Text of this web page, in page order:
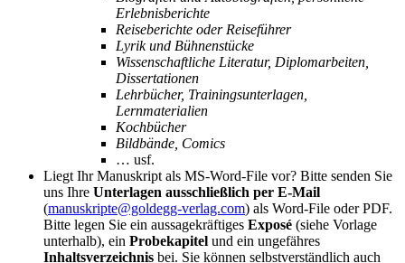
Erlebnisberichte
Reiseberichte oder Reiseführer
Lyrik und Bühnenstücke
Wissenschaftliche Literatur, Diplomarbeiten,
Dissertationen
Lehrbücher, Trainingsunterlagen,
Lernmaterialien
Kochbücher
Bildbände, Comics
… usf.
Liegt Ihr Manuskript als MS-Word-File vor? Bitte senden Sie
uns Ihre Unterlagen ausschließlich per E-Mail
(manuskripte@goldegg-verlag.com) als Word-File oder PDF.
Bitte legen Sie ein aussagekräftiges Exposé (siehe Vorlage
unterhalb), ein Probekapitel und ein ungefähres
Inhaltsverzeichnis bei. Sie können selbstverständlich auch